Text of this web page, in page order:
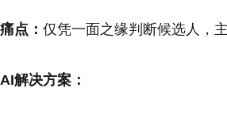
痛点： 仅凭一面之缘判断候选人，
AI解决方案：